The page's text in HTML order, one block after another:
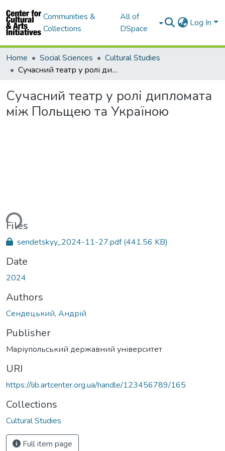
Communities &
Collections
All of
DSpace
Log In
Home Social Sciences
Cultural Studies
Сучасний театр у ролі дипломата між Польщею та Україною
Сучасний театр у ролі дипломата
між Польщею та Україною
Files
sendetskyy_2024-11-27.pdf(441.56 KB)
Date
2024
Authors
Сендецький, Андрій
Publisher
Маріупольський державний університет
URI
https://lib.artcenter.org.ua/handle/123456789/165
Collections
Cultural Studies
Full item page